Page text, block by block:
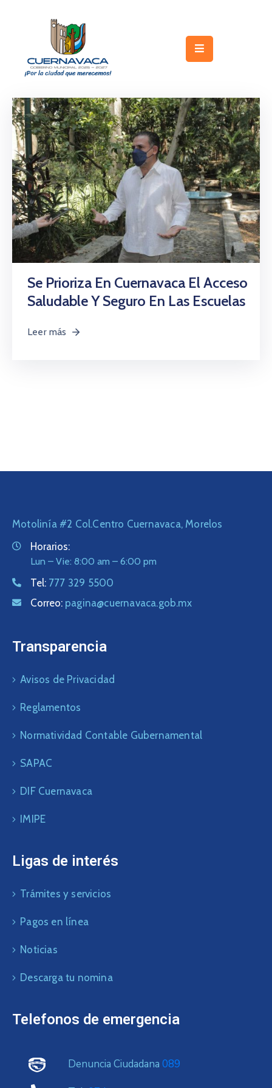
Gobierno
Turismo
Trámites
y
Servicios
Licitaciones
Transparencia
Directorio
Se Prioriza En Cuernavaca El Acceso
Saludable Y Seguro En Las Escuelas
Leer más
Motolinía #2 Col.Centro Cuernavaca, Morelos
Horarios:
Lun – Vie: 8:00 am – 6:00 pm
Tel: 777 329 5500
Correo: pagina@cuernavaca.gob.mx
Transparencia
Avisos de Privacidad
Reglamentos
Normatividad Contable Gubernamental
SAPAC
DIF Cuernavaca
IMIPE
Ligas de interés
Trámites y servicios
Pagos en línea
Noticias
Descarga tu nomina
Telefonos de emergencia
Denuncia Ciudadana 089